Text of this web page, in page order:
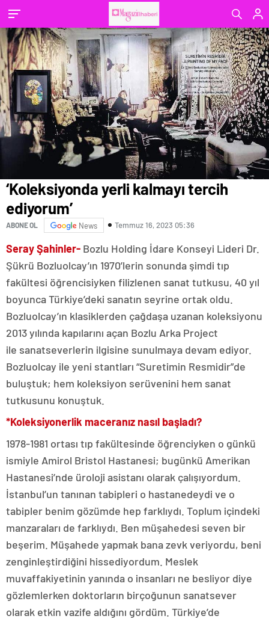
‘Koleksiyonda yerli kalmayı tercih
ediyorum’
ABONE OL News Temmuz 16, 2023 05:36
Seray Şahinler- Bozlu Holding İdare Konseyi Lideri Dr.
Şükrü Bozluolcay’ın 1970’lerin sonunda şimdi tıp
fakültesi öğrencisiyken filizlenen sanat tutkusu, 40 yıl
boyunca Türkiye’deki sanatın seyrine ortak oldu.
Bozluolcay’ın klasiklerden çağdaşa uzanan koleksiyonu
2013 yılında kapılarını açan Bozlu Arka Project
ile sanatseverlerin ilgisine sunulmaya devam ediyor.
Bozluolcay ile yeni stantları “Suretimin Resmidir”de
buluştuk; hem koleksiyon serüvenini hem sanat
tutkusunu konuştuk.
*Koleksiyonerlik maceranız nasıl başladı?
1978-1981 ortası tıp fakültesinde öğrenciyken o günkü
ismiyle Amirol Bristol Hastanesi; bugünkü Amerikan
Hastanesi’nde üroloji asistanı olarak çalışıyordum.
İstanbul’un tanınan tabipleri o hastanedeydi ve o
tabipler benim gözümde hep farklıydı. Toplum içindeki
manzaraları de farklıydı. Ben müşahedesi seven bir
beşerim. Müşahede yapmak bana zevk veriyordu, beni
zenginleştirdiğini hissediyordum. Meslek
muvaffakiyetinin yanında o insanları ne besliyor diye
gözlemlerken doktorların birçoğunun sanatsever
olarak etkin vazife aldığını gördüm. Türkiye’de